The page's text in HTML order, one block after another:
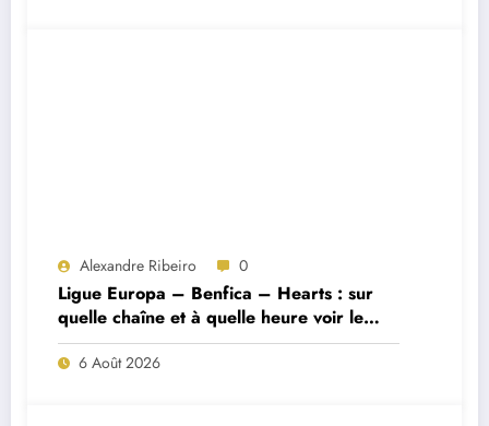
Alexandre Ribeiro 0
Ligue Europa – Benfica – Hearts : sur
quelle chaîne et à quelle heure voir le
match ?
6 Août 2026